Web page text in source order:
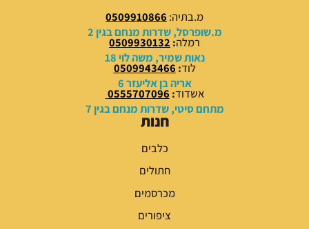
0
0
₪
.
0
0
₪
.
מ.בתיה: 0509910866
מ.שופרסל, שדרות מנחם בגין 2
רמלה:
0509930132
נאות שמיר, משה לוי 18
לוד:
0509943466
אריה בן אליעזר 6
אשדוד:
0555707096
מתחם סיטי, שדרות מנחם בגין 7
חנות
כלבים
חתולים
מכרסמים
ציפורים